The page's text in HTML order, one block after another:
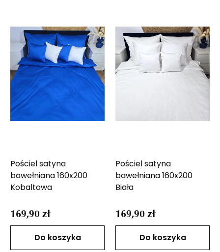
Pościel satyna
bawełniana 160x200
Kobaltowa
169,90 zł
Do koszyka
Pościel satyna
bawełniana 160x200
Biała
169,90 zł
Do koszyka